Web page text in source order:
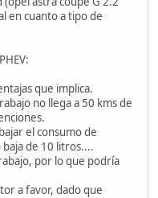
en cuanto a tipo de
que implica.
no llega a 50 kms de
el consumo de
baja de 10 litros....
por lo que podría
a favor, dado que